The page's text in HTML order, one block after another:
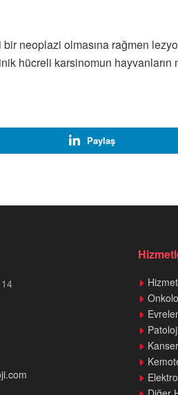
neoplazi olmasına rağmen
hücreli karsinomun
Paylaş